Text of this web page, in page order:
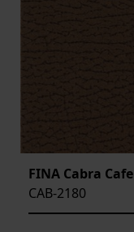
FINA Cabra Cafe
CAB-2180